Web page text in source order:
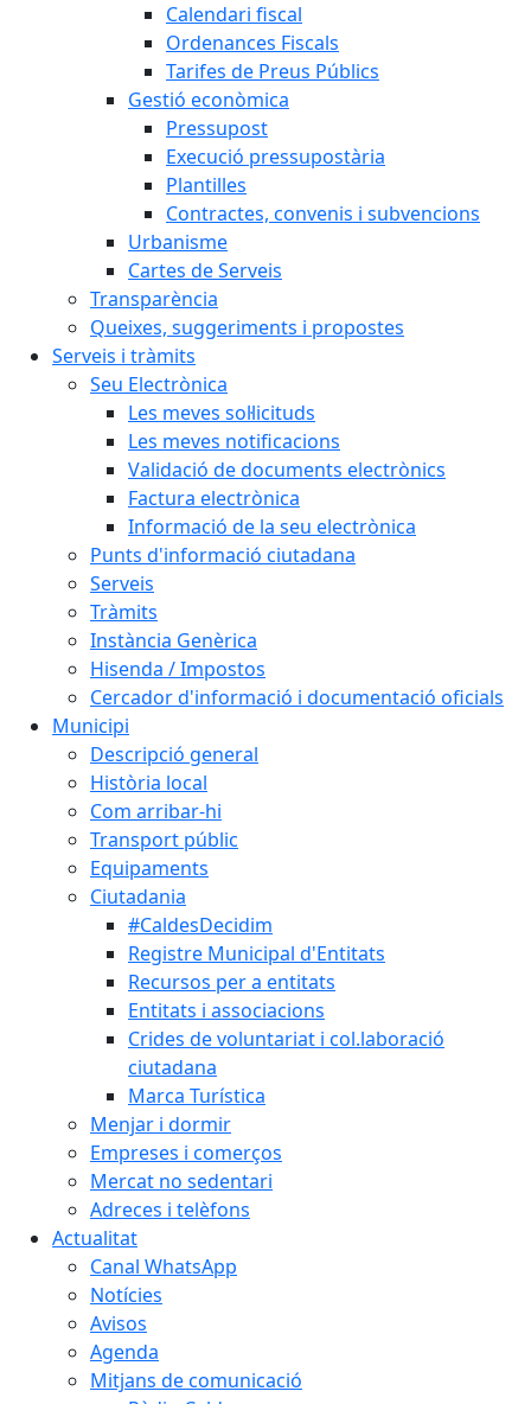
Calendari fiscal
Ordenances Fiscals
Tarifes de Preus Públics
Gestió econòmica
Pressupost
Execució pressupostària
Plantilles
Contractes, convenis i subvencions
Urbanisme
Cartes de Serveis
Transparència
Queixes, suggeriments i propostes
Serveis i tràmits
Seu Electrònica
Les meves sol·licituds
Les meves notificacions
Validació de documents electrònics
Factura electrònica
Informació de la seu electrònica
Punts d'informació ciutadana
Serveis
Tràmits
Instància Genèrica
Hisenda / Impostos
Cercador d'informació i documentació oficials
Municipi
Descripció general
Història local
Com arribar-hi
Transport públic
Equipaments
Ciutadania
#CaldesDecidim
Registre Municipal d'Entitats
Recursos per a entitats
Entitats i associacions
Crides de voluntariat i col.laboració
ciutadana
Marca Turística
Menjar i dormir
Empreses i comerços
Mercat no sedentari
Adreces i telèfons
Actualitat
Canal WhatsApp
Notícies
Avisos
Agenda
Mitjans de comunicació